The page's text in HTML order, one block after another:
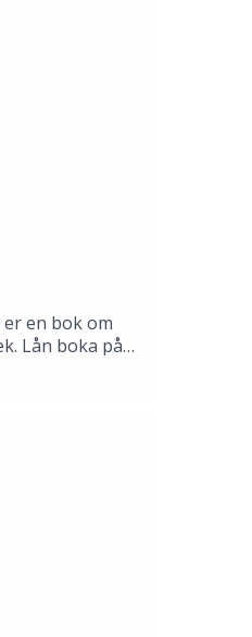
en bok om
Lån boka på
Ådnøy.Alt